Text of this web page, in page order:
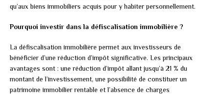
qu’aux biens immobiliers acquis pour y habiter personnellement.
Pourquoi investir dans la défiscalisation immobilière ?
La défiscalisation immobilière permet aux investisseurs de
bénéficier d’une réduction d’impôt significative. Les principaux
avantages sont : une réduction d’impôt allant jusqu’à 21 % du
montant de l’investissement, une possibilité de constituer un
patrimoine immobilier rentable et l’absence de charges